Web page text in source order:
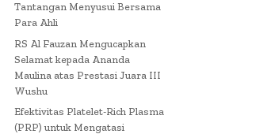
Tantangan Menyusui Bersama
Para Ahli
RS Al Fauzan Mengucapkan
Selamat kepada Ananda
Maulina atas Prestasi Juara III
Wushu
Efektivitas Platelet-Rich Plasma
(PRP) untuk Mengatasi